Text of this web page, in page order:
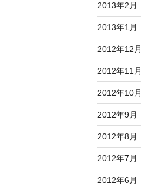
2013年2月
2013年1月
2012年12月
2012年11月
2012年10月
2012年9月
2012年8月
2012年7月
2012年6月